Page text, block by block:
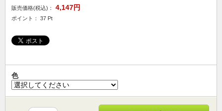
販売価格(税込)： 4,147円
ポイント： 37 Pt
色